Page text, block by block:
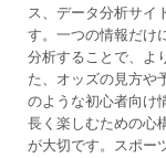
ス、データ分析サイ
す。一つの情報だけ
分析することで、よ
た、オッズの見方や
のような初心者向け
長く楽しむための心
が大切です。スポー